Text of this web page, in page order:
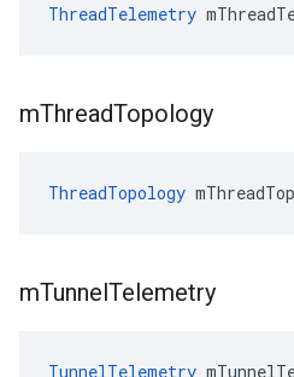
ThreadTelemetry
mThreadTopology
ThreadTopology
mTunnelTelemetry
TunnelTelemetry